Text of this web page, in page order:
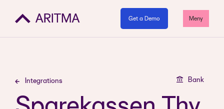
Get a Demo Meny
Integrations Bank